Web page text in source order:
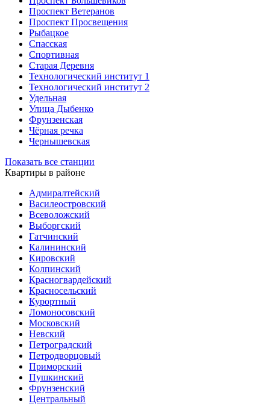
Проспект Ветеранов
Проспект Просвещения
Рыбацкое
Спасская
Спортивная
Старая Деревня
Технологический институт 1
Технологический институт 2
Удельная
Улица Дыбенко
Фрунзенская
Чёрная речка
Чернышевская
Показать все станции
Квартиры в районе
Адмиралтейский
Василеостровский
Всеволожский
Выборгский
Гатчинский
Калининский
Кировский
Колпинский
Красногвардейский
Красносельский
Курортный
Ломоносовский
Московский
Невский
Петроградский
Петродворцовый
Приморский
Пушкинский
Фрунзенский
Центральный